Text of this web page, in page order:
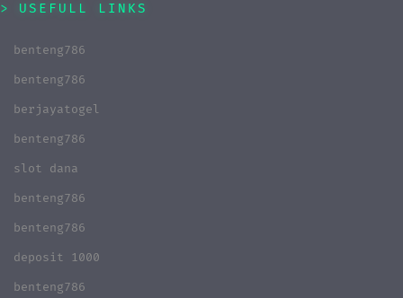
USEFULL LINKS
benteng786
benteng786
berjayatogel
benteng786
slot dana
benteng786
benteng786
deposit 1000
benteng786